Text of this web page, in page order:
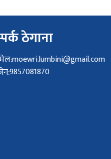
ठेगाना
moewri.lumbini@gmail.com
9857081870